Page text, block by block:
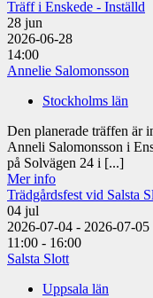
Träff i Enskede - Inställd
28 jun
2026-06-28
14:00
Annelie Salomonsson
Stockholms län
Den planerade träffen är
Anneli Salomonsson i
på Solvägen 24 i [...]
Mer info
Trädgårdsfest vid Salsta
04 jul
2026-07-04 - 2026-07-
11:00 - 16:00
Salsta Slott
Uppsala län